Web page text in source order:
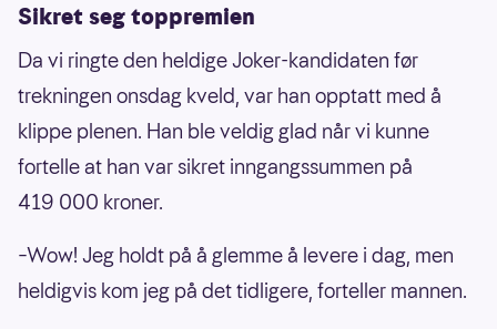
Sikret seg toppremien
Da vi ringte den heldige Joker-kandidaten før
trekningen onsdag kveld, var han opptatt med å
klippe plenen. Han ble veldig glad når vi kunne
fortelle at han var sikret inngangssummen på
419 000 kroner.
–Wow! Jeg holdt på å glemme å levere i dag, men
heldigvis kom jeg på det tidligere, forteller mannen.